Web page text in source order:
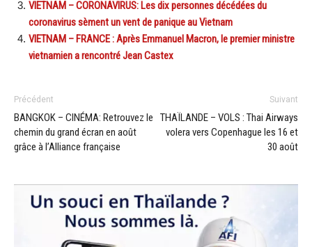
VIETNAM – CORONAVIRUS: Les dix personnes décédées du
coronavirus sèment un vent de panique au Vietnam
VIETNAM – FRANCE : Après Emmanuel Macron, le premier ministre
vietnamien a rencontré Jean Castex
Précédent
BANGKOK – CINÉMA: Retrouvez le
chemin du grand écran en août
grâce à l’Alliance française
Suivant
THAÏLANDE – VOLS : Thai Airways
volera vers Copenhague les 16 et
30 août